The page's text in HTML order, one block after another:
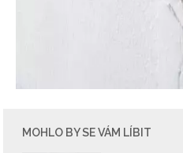
MOHLO BY SE VÁM LÍBIT